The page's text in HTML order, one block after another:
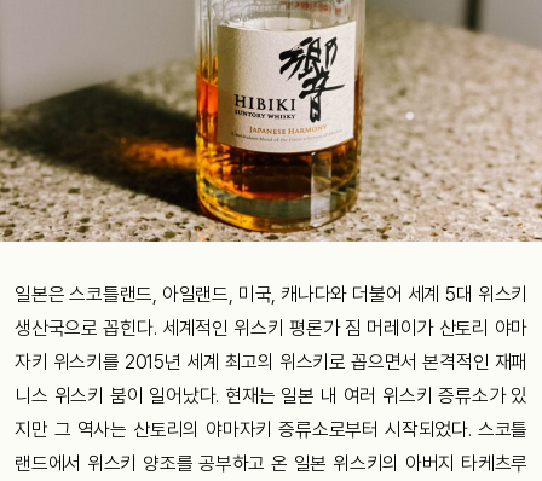
일본은 스코틀랜드, 아일랜드, 미국, 캐나다와 더불어 세계 5대 위스키
생산국으로 꼽힌다. 세계적인 위스키 평론가 짐 머레이가 산토리 야마
자키 위스키를 2015년 세계 최고의 위스키로 꼽으면서 본격적인 재패
니스 위스키 붐이 일어났다. 현재는 일본 내 여러 위스키 증류소가 있
지만 그 역사는 산토리의 야마자키 증류소로부터 시작되었다. 스코틀
랜드에서 위스키 양조를 공부하고 온 일본 위스키의 아버지 타케츠루